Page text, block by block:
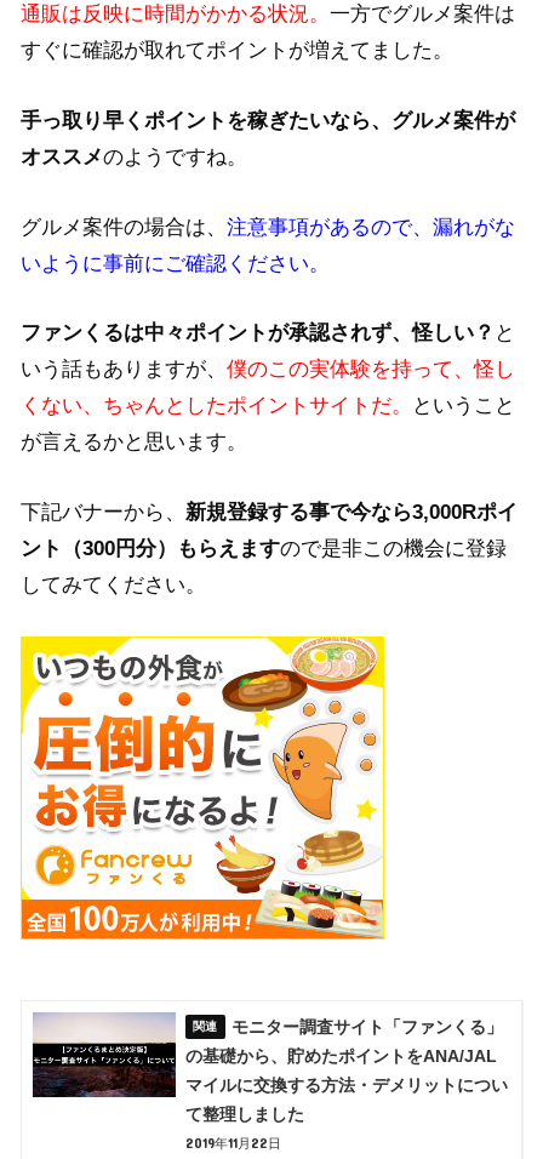
通販は反映に時間がかかる状況。一方でグルメ案件は
すぐに確認が取れてポイントが増えてました。
手っ取り早くポイントを稼ぎたいなら、グルメ案件が
オススメのようですね。
グルメ案件の場合は、注意事項があるので、漏れがな
いように事前にご確認ください。
ファンくるは中々ポイントが承認されず、怪しい？ と
いう話もありますが、僕のこの実体験を持って、怪し
くない、ちゃんとしたポイントサイトだ。
ということ
が言えるかと思います。
下記バナーから、新規登録する事で今なら3,000Rポイ
ント（300円分）もらえますので是非この機会に登録
してみてください。
モニター調査サイト「ファンくる」
の基礎から、貯めたポイントをANA/JAL
マイルに交換する方法・デメリットについ
て整理しました
2019年11月22日